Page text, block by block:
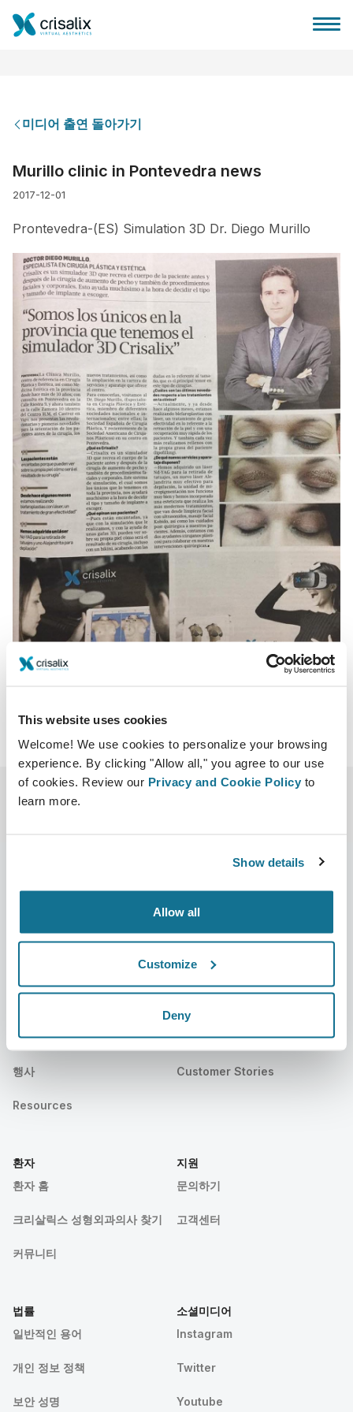
This website uses cookies
Welcome! We use cookies to personalize your browsing
experience. By clicking "Allow all," you agree to our use
of cookies. Review our Privacy and Cookie Policy to
learn more.
Show details
Allow all
Customize
Deny
환자 후기
미디어 출연 돌아가기
Murillo clinic in Pontevedra news
2017-12-01
Prontevedra-(ES) Simulation 3D Dr. Diego Murillo
회사 소개
간행물
행사
Resources
성형외과의사
성형외과의사 홈
3D 비즈니스 관리자
환자 후기
Customer Stories
환자
환자 홈
크리살릭스 성형외과의사 찾기
커뮤니티
지원
문의하기
고객센터
법률
일반적인 용어
개인 정보 정책
보안 성명
소셜미디어
Instagram
Twitter
Youtube